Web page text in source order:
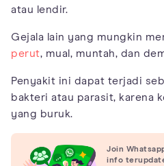
atau lendir.
Gejala lain yang mungkin
perut, mual, muntah, dan
Penyakit ini dapat terjadi
bakteri atau parasit, karena
yang buruk.
Join
info